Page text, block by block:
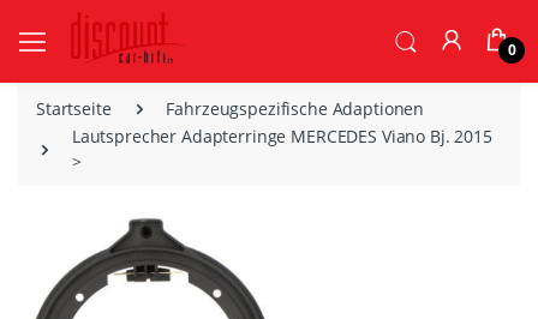
0
Startseite
Fahrzeugspezifische Adaptionen
Lautsprecher Adapterringe MERCEDES Viano Bj. 2015
>